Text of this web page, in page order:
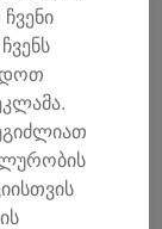
ᲗᲐᲜᲮᲐ
ტვინის